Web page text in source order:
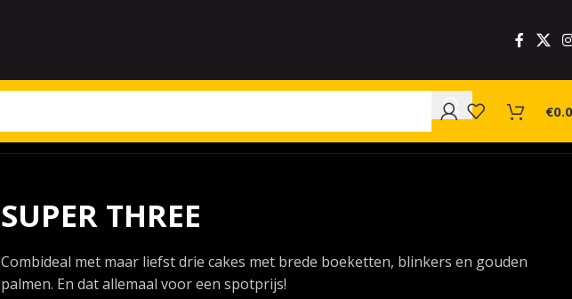
€
SUPER THREE
Combideal met maar liefst drie cakes met brede boeketten, blinkers en gouden
palmen. En dat allemaal voor een spotprijs!